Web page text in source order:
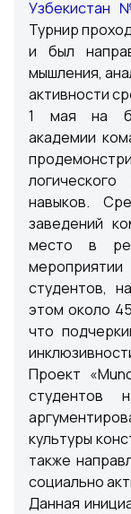
Узбекистан
Турнир
и был
мышления,
активности
1 мая на
академии
навыков.
заведений
место в
студентов,
этом около
что
Проект
студентов
культуры
также
социально
Данная